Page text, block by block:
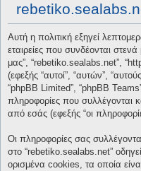
Αυτή η πολιτική εξηγεί
εταιρείες που συνδέονται στενά
μας”, “rebetiko.sealabs.net”,
(εφεξής “αυτοί”, “αυτών”,
“phpBB Limited”, “phpBB
πληροφορίες που συλλέγονται
από εσάς (εφεξής “οι
Οι πληροφορίες σας
στο “rebetiko.sealabs.net”
ορισμένα cookies, τα οποία